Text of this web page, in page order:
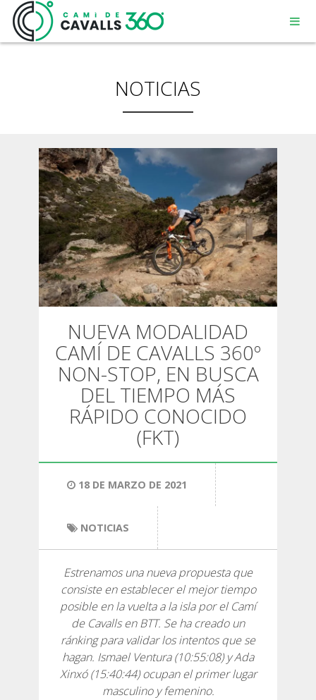
MENORCA
UN CAMINO CON HISTORIA
RECORRIDO DE 360º
SENDERISMO
13 ETAPAS
10 ETAPAS
SELECCIÓN DE ETAPAS
6 ETAPAS
NOTICIAS
NUEVA MODALIDAD
CAMÍ DE CAVALLS 360º
NON-STOP, EN BUSCA
DEL TIEMPO MÁS
RÁPIDO CONOCIDO
(FKT)
18 DE MARZO DE 2021
NOTICIAS
Estrenamos una nueva propuesta que
consiste en establecer el mejor tiempo
posible en la vuelta a la isla por el Camí
de Cavalls en BTT. Se ha creado un
ránking para validar los intentos que se
hagan. Ismael Ventura (10:55:08) y Ada
Xinxó (15:40:44) ocupan el primer lugar
masculino y femenino.